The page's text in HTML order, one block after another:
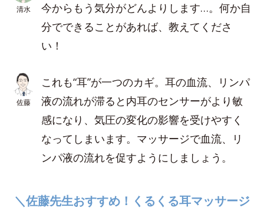
清水
今からもう気分がどんよりします…。何か自
分でできることがあれば、教えてくださ
い！
佐藤
これも“耳”が一つのカギ。耳の血流、リンパ
液の流れが滞ると内耳のセンサーがより敏
感になり、気圧の変化の影響を受けやすく
なってしまいます。マッサージで血流、リ
ンパ液の流れを促すようにしましょう。
＼佐藤先生おすすめ！くるくる耳マッサージ